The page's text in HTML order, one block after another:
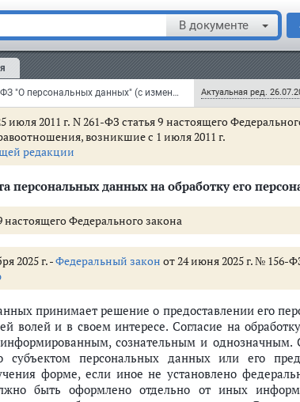
В документе
данных для распространения
Федеральный закон от 27 июля 2006 г. N 152-ФЗ "О персональных данных" (с изменениями и дополнениями) Актуальная ред.
редакции
данных должны быть в любое время
требованию субъекта персональных
органов.
июля 2011 г. N 261-ФЗ статья 9 настоящего
возникшие с 1 июля 2011 г.
редакции
персональных данных на обработку его
настоящего Федерального закона
2025 г. -Федеральный закон от 24 июня 2025 г. № 156-
принимает решение о предоставлении его
волей и в своем интересе. Согласие на
сознательным и однозначным.
персональных данных или его
форме, если иное не установлено
быть оформлено отдельно от иных